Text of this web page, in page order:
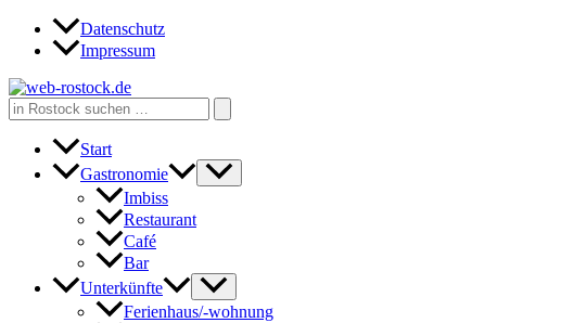
Zum
Inhalt
Datenschutz
Impressum
Search
for:
Start
Gastronomie
Imbiss
Restaurant
Café
Bar
Unterkünfte
Ferienhaus/-wohnung